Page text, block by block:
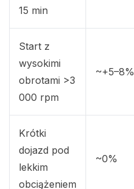
15 min
Start z
wysokimi
obrotami >3
000 rpm
~+5–8%
Krótki
dojazd pod
lekkim
obciążeniem
~0%